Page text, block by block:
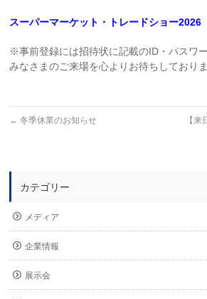
スーパーマーケット・トレードショー2026
※事前登録には招待状に記載のID・パスワ
みなさまのご来場を心よりお待ちしておりま
← 冬季休業のお知らせ
【
カテゴリー
メディア
企業情報
展示会